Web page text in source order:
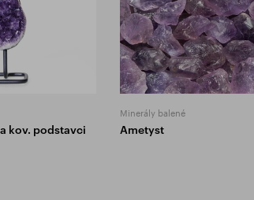
kov. podstavci
Minerály balené
Ametyst